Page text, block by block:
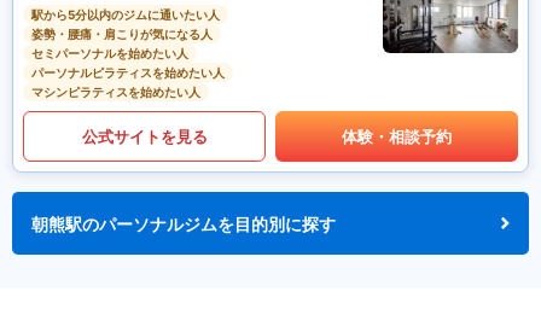
駅から5分以内のジムに通いたい人
姿勢・腰痛・肩こりが気になる人
セミパーソナルを始めたい人
パーソナルピラティスを始めたい人
マシンピラティスを始めたい人
公式サイトを見る 体験・相談予約
朝熊駅のパーソナルジムを目的別に探す